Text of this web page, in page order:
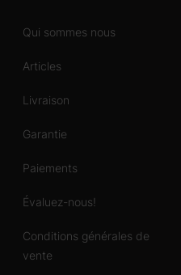
Qui sommes nous
Articles
Livraison
Garantie
Paiements
Évaluez-nous!
Conditions générales de
vente